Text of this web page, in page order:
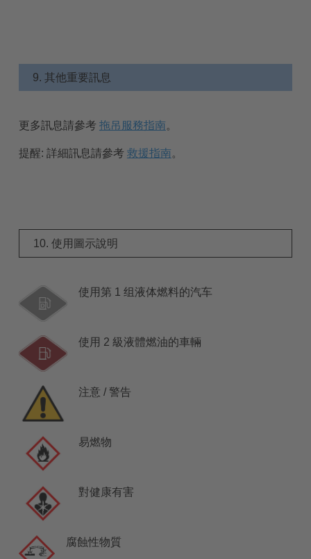
9. 其他重要訊息
更多訊息請參考 拖吊服務指南。
提醒: 詳細訊息請參考 救援指南。
10. 使用圖示說明
使用第 1 组液体燃料的汽车
使用 2 級液體燃油的車輛
注意 / 警告
易燃物
對健康有害
腐蝕性物質